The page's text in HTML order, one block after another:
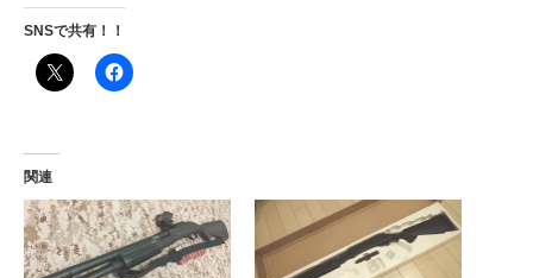
SNSで共有！！
関連